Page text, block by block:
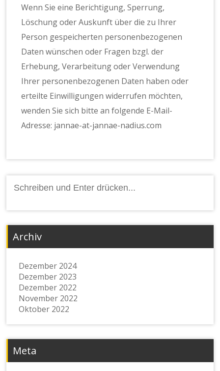
Wenn Sie eine Berichtigung, Sperrung,
Löschung oder Auskunft über die zu Ihrer
Person gespeicherten personenbezogenen
Daten wünschen oder Fragen bzgl. der
Erhebung, Verarbeitung oder Verwendung
Ihrer personenbezogenen Daten haben oder
erteilte Einwilligungen widerrufen möchten,
wenden Sie sich bitte an folgende E-Mail-
Adresse: jannae-at-jannae-nadius.com
Archiv
Dezember 2024
Dezember 2023
Dezember 2022
November 2022
Oktober 2022
Meta